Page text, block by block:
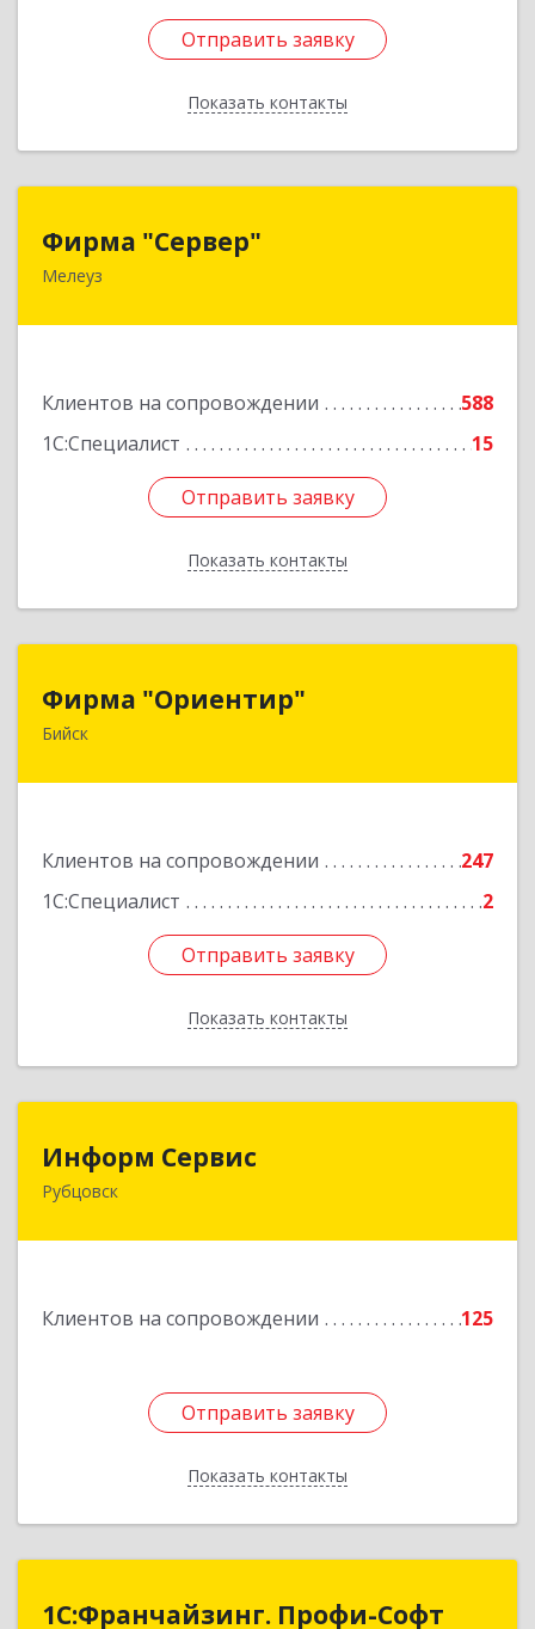
Отправить заявку
Показать контакты
Отправить заявку
Назад
Фирма "Сервер"
Мелеуз
Клиентов на сопровождении
588
1С:Специалист
15
Отправить заявку
Показать контакты
453852, Башкортостан Респ, Мелеузовский р-н,
Отправить заявку
Назад
Фирма "Ориентир"
Бийск
Клиентов на сопровождении
247
1С:Специалист
2
Отправить заявку
Показать контакты
659300, Алтайский край, Бийск г, Сергея Кирова
Отправить заявку
Назад
Информ Сервис
Рубцовск
Клиентов на сопровождении 125
Отправить заявку
Показать контакты
658204, Алтайский край, Рубцовск г, Алтайская
Отправить заявку
Назад
1С:Франчайзинг. Профи-Софт
1С:Франчайзинг. Профи-Софт